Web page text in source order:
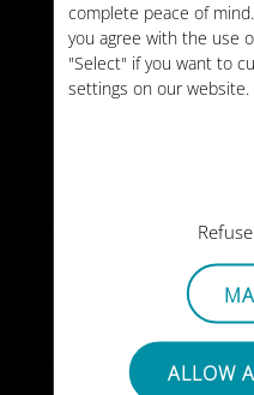
complete peace of
you agree with the use
"Select" if you want to
settings on our website.
ALLOW
MONDO
TIPO: MENSILE
VALIDITÀ: Illimitato
PUNTUALE
PUNTUALE
90 giorni